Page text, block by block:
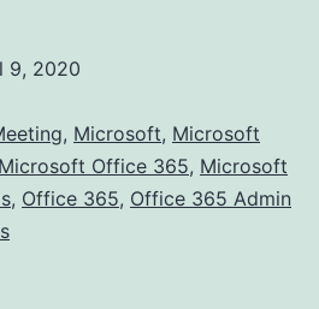
9, 2020
, Microsoft, Microsoft
Microsoft Office 365, Microsoft
, Office 365, Office 365 Admin